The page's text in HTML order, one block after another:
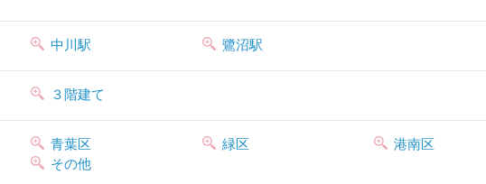
中川駅 鷺沼駅
３階建て
青葉区 緑区
港南区
その他